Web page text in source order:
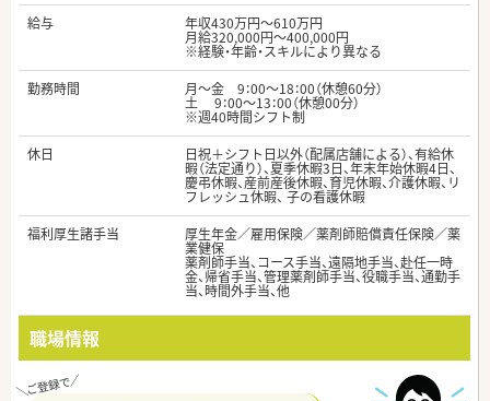
給与
年収430万円～610万円
月給320,000円～400,000円
※経験・年齢・スキルにより異なる
勤務時間
月～金 9：00～18：00（休憩60分）
土 9：00～13：00（休憩00分）
※週40時間シフト制
休日
日祝＋シフト日以外（配属店舗による）、有給休
暇（法定通り）、夏季休暇3日、年末年始休暇4日、
慶弔休暇、産前産後休暇、育児休暇、介護休暇、リ
フレッシュ休暇、 子の看護休暇
福利厚生諸手当
厚生年金／雇用保険／薬剤師賠償責任保険／薬
業健保
薬剤師手当、コース手当、遠隔地手当、赴任一時
金、帰省手当、管理薬剤師手当、役職手当、通勤手
当、時間外手当、他
職場情報